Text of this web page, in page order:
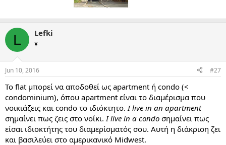
L Lefki
¥
Jun 10, 2016 #27
Το flat μπορεί να αποδοθεί ως apartment ή condo (<
condominium), όπου apartment είναι το διαμέρισμα που
νοικιάζεις και condo το ιδιόκτητο. I live in an apartment
σημαίνει πως ζεις στο νοίκι. I live in a condo σημαίνει πως
είσαι ιδιοκτήτης του διαμερίσματός σου. Αυτή η διάκριση ζει
και βασιλεύει στο αμερικανικό Midwest.